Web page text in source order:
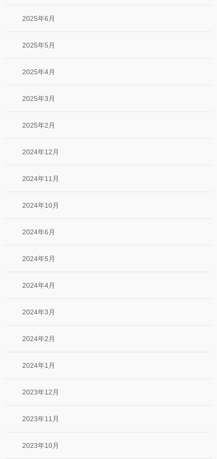
2025年6月
2025年5月
2025年4月
2025年3月
2025年2月
2024年12月
2024年11月
2024年10月
2024年6月
2024年5月
2024年4月
2024年3月
2024年2月
2024年1月
2023年12月
2023年11月
2023年10月